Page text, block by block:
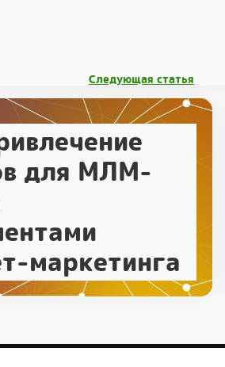
Следующая статья
для МЛМ-
маркетинга